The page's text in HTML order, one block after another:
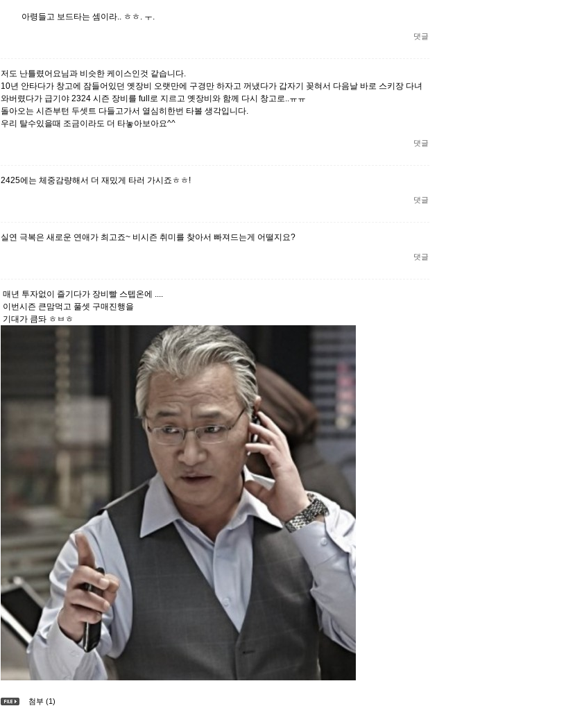
아령들고 보드타는 셈이라.. ㅎㅎ. ㅜ.
댓글
저도 난틀렸어요님과 비슷한 케이스인것 같습니다.
10년 안타다가 창고에 잠들어있던 옛장비 오랫만에 구경만 하자고 꺼냈다가 갑자기 꽂혀서 다음날 바로 스키장 다녀
와버렸다가 급기야 2324 시즌 장비를 full로 지르고 옛장비와 함께 다시 창고로..ㅠㅠ
돌아오는 시즌부턴 두셋트 다들고가서 열심히한번 타볼 생각입니다.
우리 탈수있을때 조금이라도 더 타놓아보아요^^
댓글
2425에는 체중감량해서 더 재밌게 타러 가시죠ㅎㅎ!
댓글
실연 극복은 새로운 연애가 최고죠~ 비시즌 취미를 찾아서 빠져드는게 어떨지요?
댓글
매년 투자없이 즐기다가 장비빨 스텝온에 ....
이번시즌 큰맘먹고 풀셋 구매진행을
기대가 큼돠 ㅎㅂㅎ
첨부 (1)